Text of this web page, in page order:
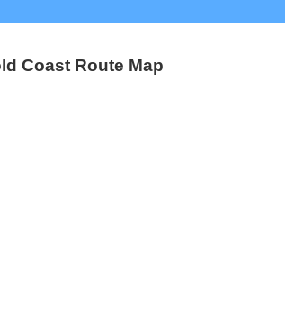
Coast Route Map